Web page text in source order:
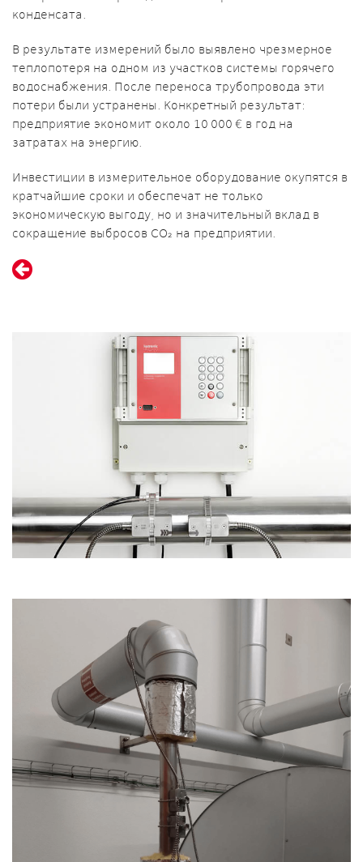
конденсата.
В результате измерений было выявлено чрезмерное
теплопотеря на одном из участков системы горячего
водоснабжения. После переноса трубопровода эти
потери были устранены. Конкретный результат:
предприятие экономит около 10 000 € в год на
затратах на энергию.
Инвестиции в измерительное оборудование окупятся в
кратчайшие сроки и обеспечат не только
экономическую выгоду, но и значительный вклад в
сокращение выбросов CO₂ на предприятии.